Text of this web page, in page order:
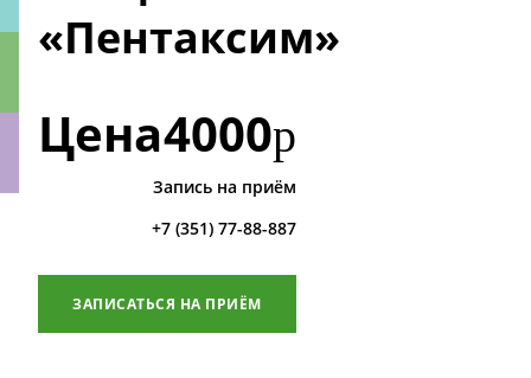
«Пентаксим»
Цена4000р
Запись на приём
+7 (351) 77-88-887
ЗАПИСАТЬСЯ НА ПРИЁМ